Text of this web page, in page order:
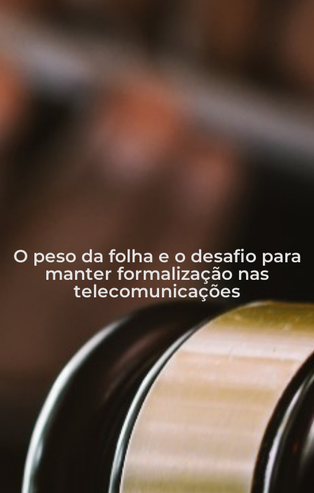
O peso da folha e o desafio para
manter formalização nas
telecomunicações